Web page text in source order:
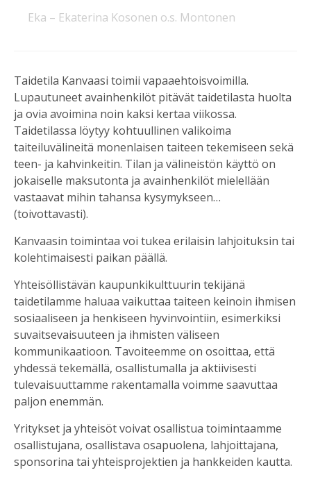
Eka – Ekaterina Kosonen o.s. Montonen
Taidetila Kanvaasi toimii vapaaehtoisvoimilla.
Lupautuneet avainhenkilöt pitävät taidetilasta huolta
ja ovia avoimina noin kaksi kertaa viikossa.
Taidetilassa löytyy kohtuullinen valikoima
taiteiluvälineitä monenlaisen taiteen tekemiseen sekä
teen- ja kahvinkeitin. Tilan ja välineistön käyttö on
jokaiselle maksutonta ja avainhenkilöt mielellään
vastaavat mihin tahansa kysymykseen…
(toivottavasti).
Kanvaasin toimintaa voi tukea erilaisin lahjoituksin tai
kolehtimaisesti paikan päällä.
Yhteisöllistävän kaupunkikulttuurin tekijänä
taidetilamme haluaa vaikuttaa taiteen keinoin ihmisen
sosiaaliseen ja henkiseen hyvinvointiin, esimerkiksi
suvaitsevaisuuteen ja ihmisten väliseen
kommunikaatioon. Tavoiteemme on osoittaa, että
yhdessä tekemällä, osallistumalla ja aktiivisesti
tulevaisuuttamme rakentamalla voimme saavuttaa
paljon enemmän.
Yritykset ja yhteisöt voivat osallistua toimintaamme
osallistujana, osallistava osapuolena, lahjoittajana,
sponsorina tai yhteisprojektien ja hankkeiden kautta.